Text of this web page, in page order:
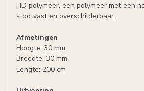
HD polymeer, een polymeer met een
stootvast en overschilderbaar.
Afmetingen
Hoogte: 30 mm
Breedte: 30 mm
Lengte: 200 cm